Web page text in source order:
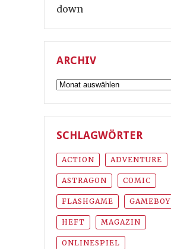
down
ARCHIV
Archiv
SCHLAGWÖRTER
ACTION ADVENTURE
ASTRAGON COMIC
FLASHGAME GAMEBOY
HEFT MAGAZIN
ONLINESPIEL